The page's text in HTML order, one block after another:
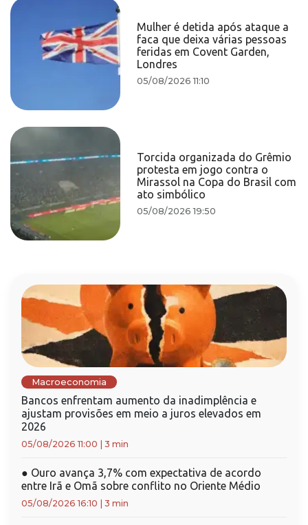
Mulher é detida após ataque a
faca que deixa várias pessoas
feridas em Covent Garden,
Londres
05/08/2026 11:10
Torcida organizada do Grêmio
protesta em jogo contra o
Mirassol na Copa do Brasil com
ato simbólico
05/08/2026 19:50
Macroeconomia
Bancos enfrentam aumento da inadimplência e
ajustam provisões em meio a juros elevados em
2026
05/08/2026 11:00 3 min
● Ouro avança 3,7% com expectativa de acordo
entre Irã e Omã sobre conflito no Oriente Médio
05/08/2026 16:10 3 min